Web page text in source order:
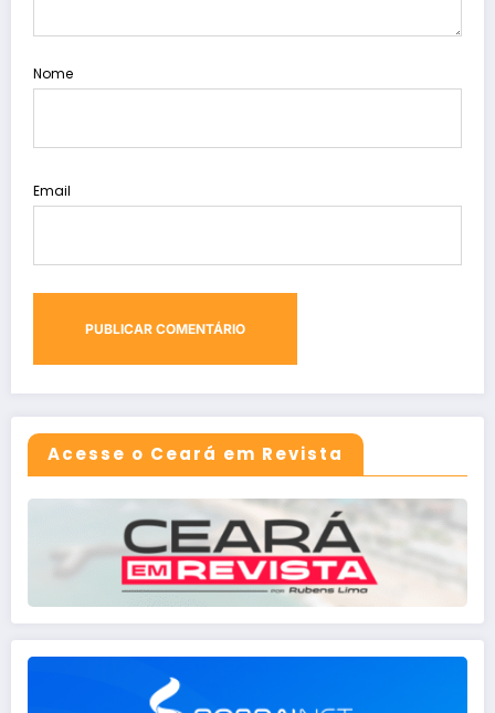
Nome
Email
Acesse o Ceará em Revista